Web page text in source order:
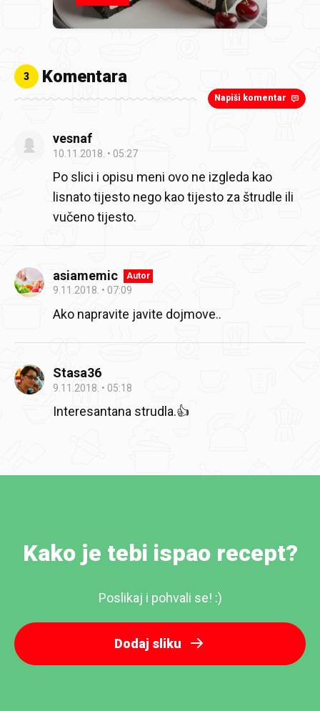
3 Komentara
Napiši komentar
vesnaf
10.11.2018. 05:27
Po slici i opisu meni ovo ne izgleda kao
lisnato tijesto nego kao tijesto za štrudle ili
vučeno tijesto.
asiamemic Autor
9.11.2018. 07:09
Ako napravite javite dojmove..
Stasa36
9.11.2018. 05:18
Interesantana strudla.👍
Kako je tebi ispao recept?
Poslikaj i pohvali se! :)
Dodaj sliku